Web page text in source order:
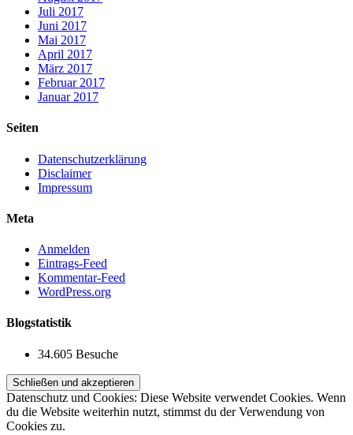
Juli 2017
Juni 2017
Mai 2017
April 2017
März 2017
Februar 2017
Januar 2017
Seiten
Datenschutzerklärung
Disclaimer
Impressum
Meta
Anmelden
Eintrags-Feed
Kommentar-Feed
WordPress.org
Blogstatistik
34.605 Besuche
Datenschutz und Cookies: Diese Website verwendet Cookies. Wenn
du die Website weiterhin nutzt, stimmst du der Verwendung von
Cookies zu.